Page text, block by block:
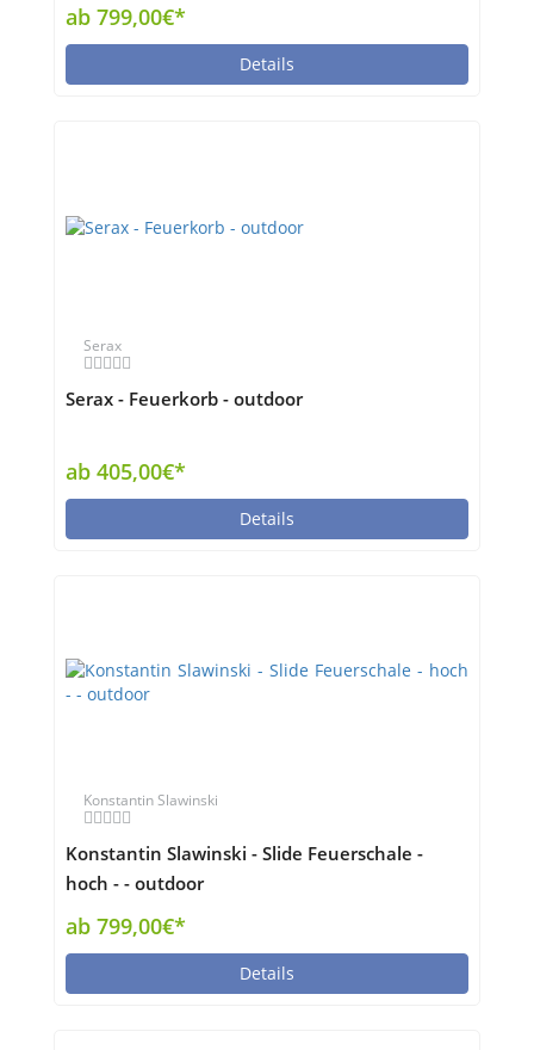
ab 799,00€*
Details
Serax
Serax - Feuerkorb - outdoor
ab 405,00€*
Details
Konstantin Slawinski
Konstantin Slawinski - Slide Feuerschale -
hoch - - outdoor
ab 799,00€*
Details